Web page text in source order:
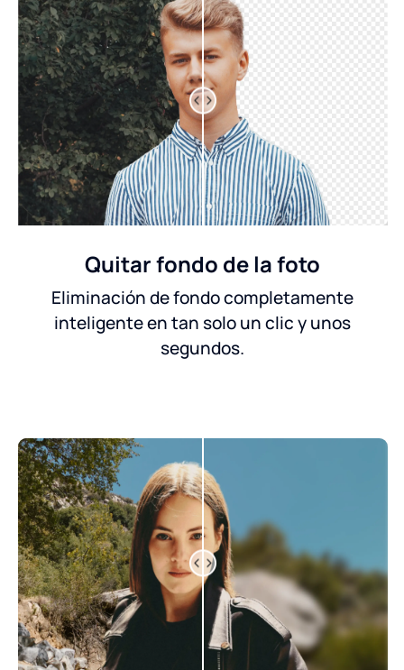
Quitar fondo de la foto
Eliminación de fondo completamente
inteligente en tan solo un clic y unos
segundos.